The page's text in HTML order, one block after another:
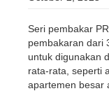
Seri pembakar
pembakaran dari
untuk digunakan
rata-rata, seperti
apartemen besar